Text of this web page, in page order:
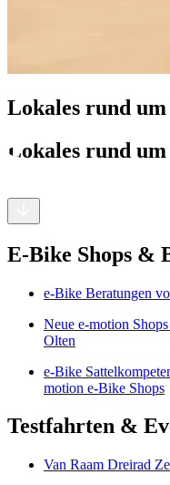
Lokales rund um
Lokales rund um
E-Bike Shops &
e-Bike Beratungen
Neue e-motion
Olten
e-Bike
motion e-Bike Shops
Testfahrten &
Van Raam Dreirad